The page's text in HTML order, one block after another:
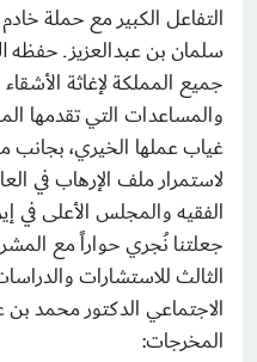
التفاعل الكبير مع حملة
سلمان بن عبدالعزيز ـ حفظه
جميع المملكة لإغاثة
والمساعدات التي تقدمها
غياب عملها الخيري،
لاستمرار ملف الإرهاب في
الفقيه والمجلس الأعلى
جعلتنا نُجري حواراً مع
الثالث للاستشارات
الاجتماعي الدكتور محمد
المخرجات: